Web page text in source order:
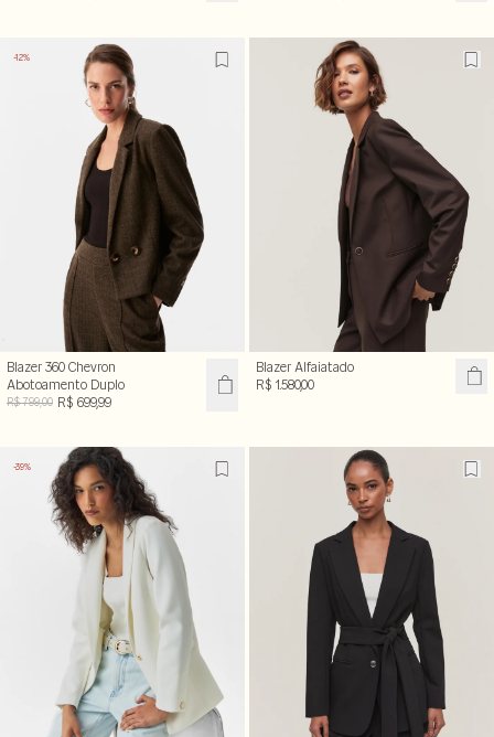
-12%
Blazer 360 Chevron
Abotoamento Duplo
R$ 799,00 R$ 699,99
Blazer Alfaiatado
R$ 1.580,00
-39%